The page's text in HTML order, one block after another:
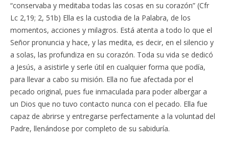
“conservaba y meditaba todas las cosas en su corazón” (Cfr
Lc 2,19; 2, 51b) Ella es la custodia de la Palabra, de los
momentos, acciones y milagros. Está atenta a todo lo que el
Señor pronuncia y hace, y las medita, es decir, en el silencio y
a solas, las profundiza en su corazón. Toda su vida se dedicó
a Jesús, a asistirle y serle útil en cualquier forma que podía,
para llevar a cabo su misión. Ella no fue afectada por el
pecado original, pues fue inmaculada para poder albergar a
un Dios que no tuvo contacto nunca con el pecado. Ella fue
capaz de abrirse y entregarse perfectamente a la voluntad del
Padre, llenándose por completo de su sabiduría.